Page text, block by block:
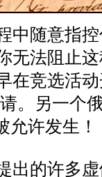
中随意指
无法阻止
在竞选活
。另一个
允许发生！
出的许多